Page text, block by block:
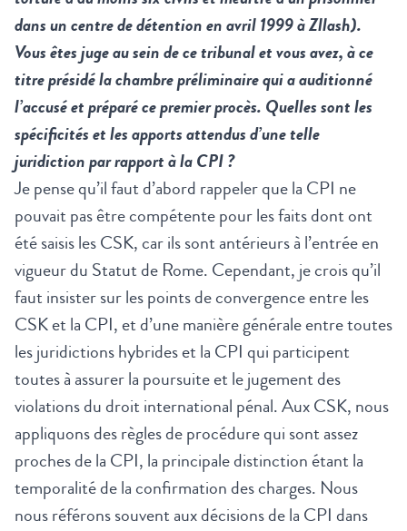
dans un centre de détention en avril 1999 à Zllash).
Vous êtes juge au sein de ce tribunal et vous avez, à ce
titre présidé la chambre préliminaire qui a auditionné
l’accusé et préparé ce premier procès. Quelles sont les
spécificités et les apports attendus d’une telle
juridiction par rapport à la CPI ?
Je pense qu’il faut d’abord rappeler que la CPI ne
pouvait pas être compétente pour les faits dont ont
été saisis les CSK, car ils sont antérieurs à l’entrée en
vigueur du Statut de Rome. Cependant, je crois qu’il
faut insister sur les points de convergence entre les
CSK et la CPI, et d’une manière générale entre toutes
les juridictions hybrides et la CPI qui participent
toutes à assurer la poursuite et le jugement des
violations du droit international pénal. Aux CSK, nous
appliquons des règles de procédure qui sont assez
proches de la CPI, la principale distinction étant la
temporalité de la confirmation des charges. Nous
nous référons souvent aux décisions de la CPI dans